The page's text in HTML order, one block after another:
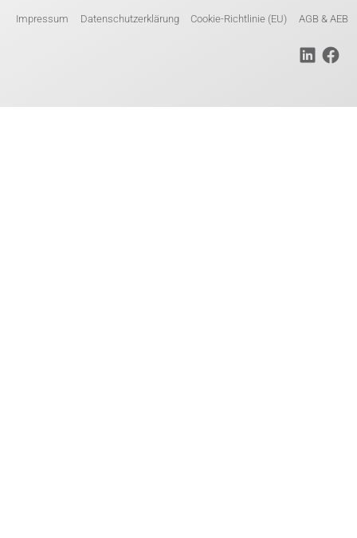
Impressum Datenschutzerklärung Cookie-Richtlinie (EU) AGB & AEB